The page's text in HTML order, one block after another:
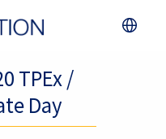
TPEx /
Day